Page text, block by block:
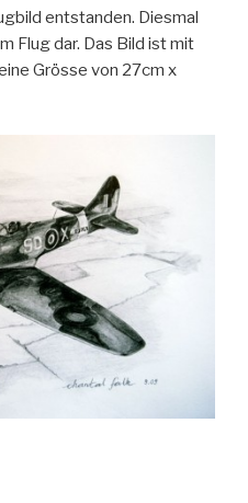
entstanden. Diesmal
Flug dar. Das Bild ist mit
Grösse von 27cm x